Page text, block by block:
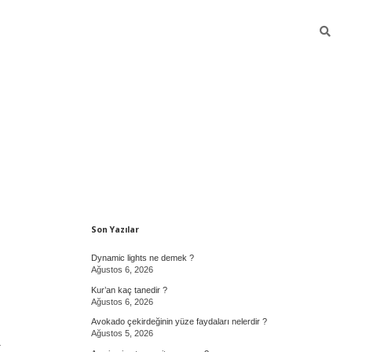
Sidebar
Son Yazılar
Dynamic lights ne demek ?
Ağustos 6, 2026
Kur’an kaç tanedir ?
Ağustos 6, 2026
Avokado çekirdeğinin yüze faydaları nelerdir ?
Ağustos 5, 2026